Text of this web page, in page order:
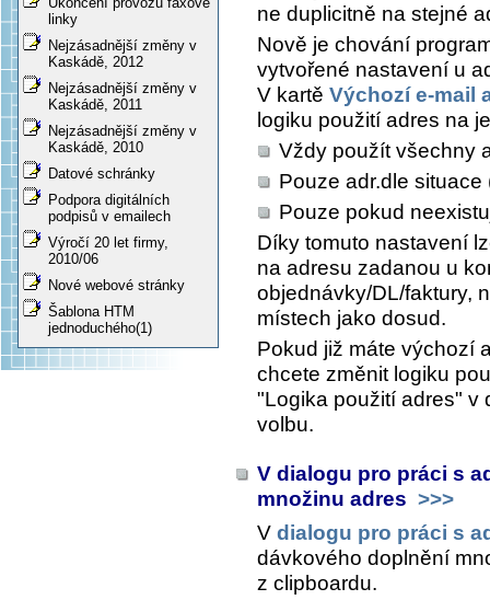
linky
Nejzásadnější změny v
Kaskádě, 2012
Nejzásadnější změny v
Kaskádě, 2011
Nejzásadnější změny v
Kaskádě, 2010
Datové schránky
Podpora digitálních
podpisů v emailech
Výročí 20 let firmy,
2010/06
Nové webové stránky
Šablona HTM
jednoduchého(1)
ne duplicitně na stejné
Nově je chování
vytvořené nastavení u
V kartě Výchozí e-mail
logiku použití adres na
Vždy použít všechny
Pouze adr.dle
Pouze pokud
Díky tomuto nastavení
na adresu zadanou u
objednávky/DL/faktury,
místech jako dosud.
Pokud již máte výchozí
chcete změnit logiku
"Logika použití adres" v
volbu.
V dialogu pro práci s
množinu adres >>>
V dialogu pro práci s
dávkového doplnění
z clipboardu.